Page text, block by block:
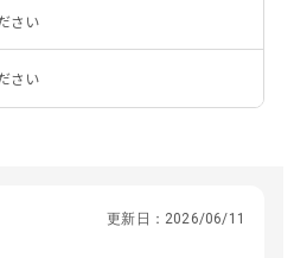
さい
さい
更新日： 2026/06/11